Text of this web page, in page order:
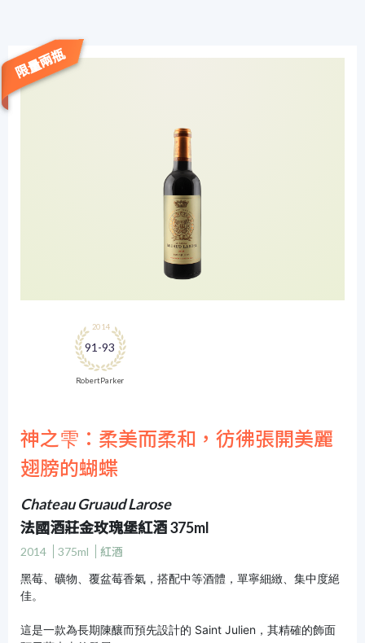
限量兩瓶
2014
91-93
Robert Parker
神之雫：柔美而柔和，彷彿張開美麗
翅膀的蝴蝶
Chateau Gruaud Larose
法國酒莊金玫瑰堡紅酒 375ml
2014 375ml
紅酒
黑莓、礦物、覆盆莓香氣，搭配中等酒體，單寧細緻、集中度絕
佳。
這是一款為長期陳釀而預先設計的 Saint Julien，其精確的飾面